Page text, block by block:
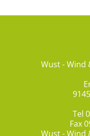
Wust - Wind
Tel
Fax
Wust - Wind